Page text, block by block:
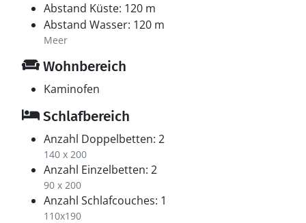
Abstand Küste: 120 m
Abstand Wasser: 120 m
Meer
Wohnbereich
Kaminofen
Schlafbereich
Anzahl Doppelbetten: 2
140 x 200
Anzahl Einzelbetten: 2
90 x 200
Anzahl Schlafcouches: 1
110x190